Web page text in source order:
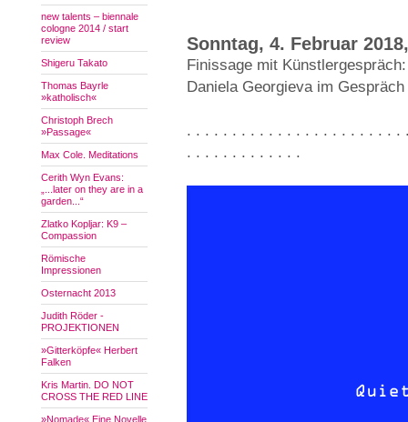
new talents – biennale
cologne 2014 / start
review
Shigeru Takato
Thomas Bayrle
»katholisch«
Christoph Brech
»Passage«
Max Cole. Meditations
Cerith Wyn Evans:
„...later on they are in a
garden...“
Zlatko Kopljar: K9 –
Compassion
Römische
Impressionen
Osternacht 2013
Judith Röder -
PROJEKTIONEN
»Gitterköpfe« Herbert
Falken
Kris Martin. DO NOT
CROSS THE RED LINE
»Nomade« Eine Novelle
Sonntag, 4. Februar
Finissage mit Künstlergespräch:
Daniela Georgieva im
. . . . . . . . . . . . . . . . . . . . . . .
. . . . . . . . . . . . .